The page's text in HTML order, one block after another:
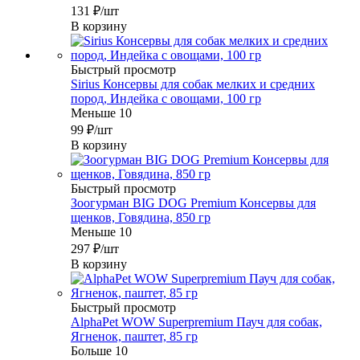
131 ₽/шт
В корзину
Быстрый просмотр
Sirius Консервы для собак мелких и средних
пород, Индейка с овощами, 100 гр
Меньше 10
99 ₽/шт
В корзину
Быстрый просмотр
Зоогурман BIG DOG Premium Консервы для
щенков, Говядина, 850 гр
Меньше 10
297 ₽/шт
В корзину
Быстрый просмотр
AlphaPet WOW Superpremium Пауч для собак,
Ягненок, паштет, 85 гр
Больше 10